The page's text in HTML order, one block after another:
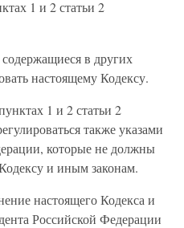
1 и 2 статьи 2
в других
настоящему Кодексу.
1 и 2 статьи 2
также указами
которые не должны
и иным законам.
настоящего Кодекса и
Российской Федерации